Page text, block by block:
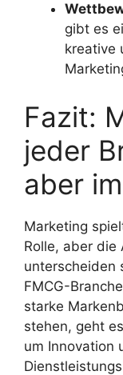
gibt es
kreative
Fazit:
jeder
aber
Marketing
Rolle, aber die
unterscheiden
FMCG-
starke
stehen, geht
um Innovation